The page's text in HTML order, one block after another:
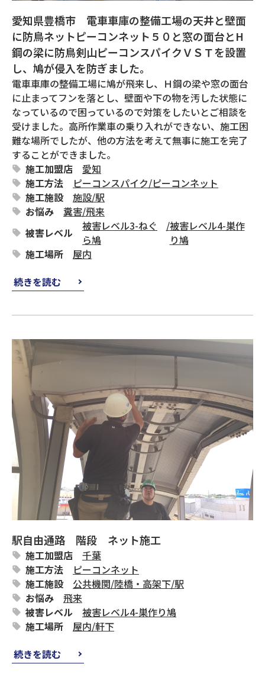
愛知県豊橋市 電車車庫の整備工場の天井と壁面
に防鳥ネットピーコンネット５０と窓の面台とH
鋼の梁に防鳥剣山ピーコンスパイクＶＳＴを設置
し、鳩が侵入を防ぎました。
電車車庫の整備工場に鳩が飛来し、Ｈ鋼の梁や窓の面台
に止まってフンを落とし、壁面や下の物を汚した状態に
なっているので困っているので対策をしたいとご相談を
受けました。高所作業車の乗り入れができない、施工困
難な場所でしたが、他の方法を考えて無事に施工を完了
することができました。
施工加盟店
愛知
施工方法
ピーコンスパイク/ピーコンネット
施工施設
施設/駅
お悩み
糞害/飛来
被害レベル
被害レベル3-ねぐ
ら鳩
/被害レベル4-巣作
り鳩
施工場所
屋内
続きを読む
駅自由通路 階段 ネット施工
施工加盟店
千葉
施工方法
ピーコンネット
施工施設
公共機関/陸橋・高架下/駅
お悩み
飛来
被害レベル
被害レベル4-巣作り鳩
施工場所
屋内/軒下
続きを読む